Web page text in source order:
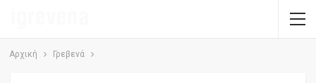
Αρχική Γρεβενά